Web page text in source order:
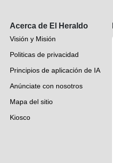
Acerca de El Heraldo
Visión y Misión
Politicas de privacidad
Principios de aplicación de IA
Anúnciate con nosotros
Mapa del sitio
Kiosco